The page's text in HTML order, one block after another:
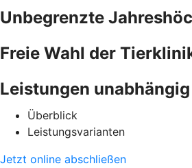
Unbegrenzte
Freie Wahl der
Leistungen
Überblick
Leistungsvarianten
Jetzt online abschließen